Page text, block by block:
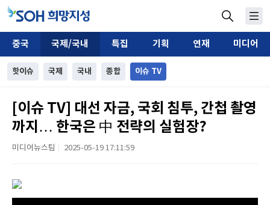
중국 국제/국내 특집 기획 연재 미디어
핫이슈 국제 국내 종합 이슈 TV
[이슈 TV] 대선 자금, 국회 침투, 간첩 촬영
까지… 한국은 中 전략의 실험장?
미디어뉴스팀 2025-05-19 17:11:59